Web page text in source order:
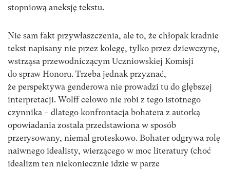
stopniową aneksję tekstu.
Nie sam fakt przywłaszczenia, ale to, że chłopak kradnie
tekst napisany nie przez kolegę, tylko przez dziewczynę,
wstrząsa przewodniczącym Uczniowskiej Komisji
do spraw Honoru. Trzeba jednak przyznać,
że perspektywa genderowa nie prowadzi tu do głębszej
interpretacji. Wolff celowo nie robi z tego istotnego
czynnika – dlatego konfrontacja bohatera z autorką
opowiadania została przedstawiona w sposób
przerysowany, niemal groteskowo. Bohater odgrywa rolę
naiwnego idealisty, wierzącego w moc literatury (choć
idealizm ten niekoniecznie idzie w parze